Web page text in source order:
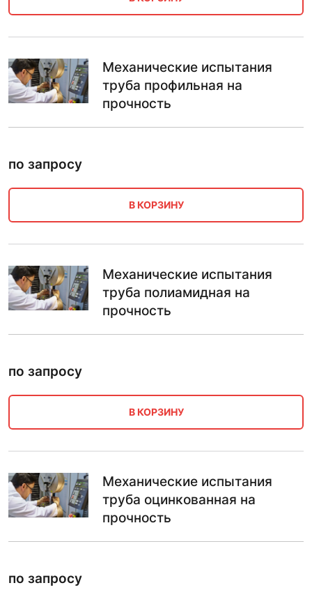
Механические испытания
труба профильная на
прочность
по запросу
В КОРЗИНУ
Механические испытания
труба полиамидная на
прочность
по запросу
В КОРЗИНУ
Механические испытания
труба оцинкованная на
прочность
по запросу